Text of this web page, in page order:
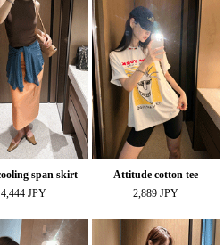
span skirt
4,444 JPY
Attitude cotton tee
2,889 JPY